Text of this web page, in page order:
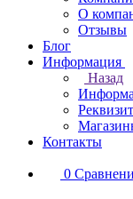
О
Отзывы
Блог
Информация
Назад
Контакты
0